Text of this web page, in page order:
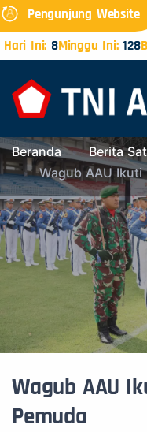
Pengunjung Website
Hari Ini: 8Minggu Ini:128
Beranda
Berita
Wagub AAU Ikuti
Wagub AAU
Pemuda